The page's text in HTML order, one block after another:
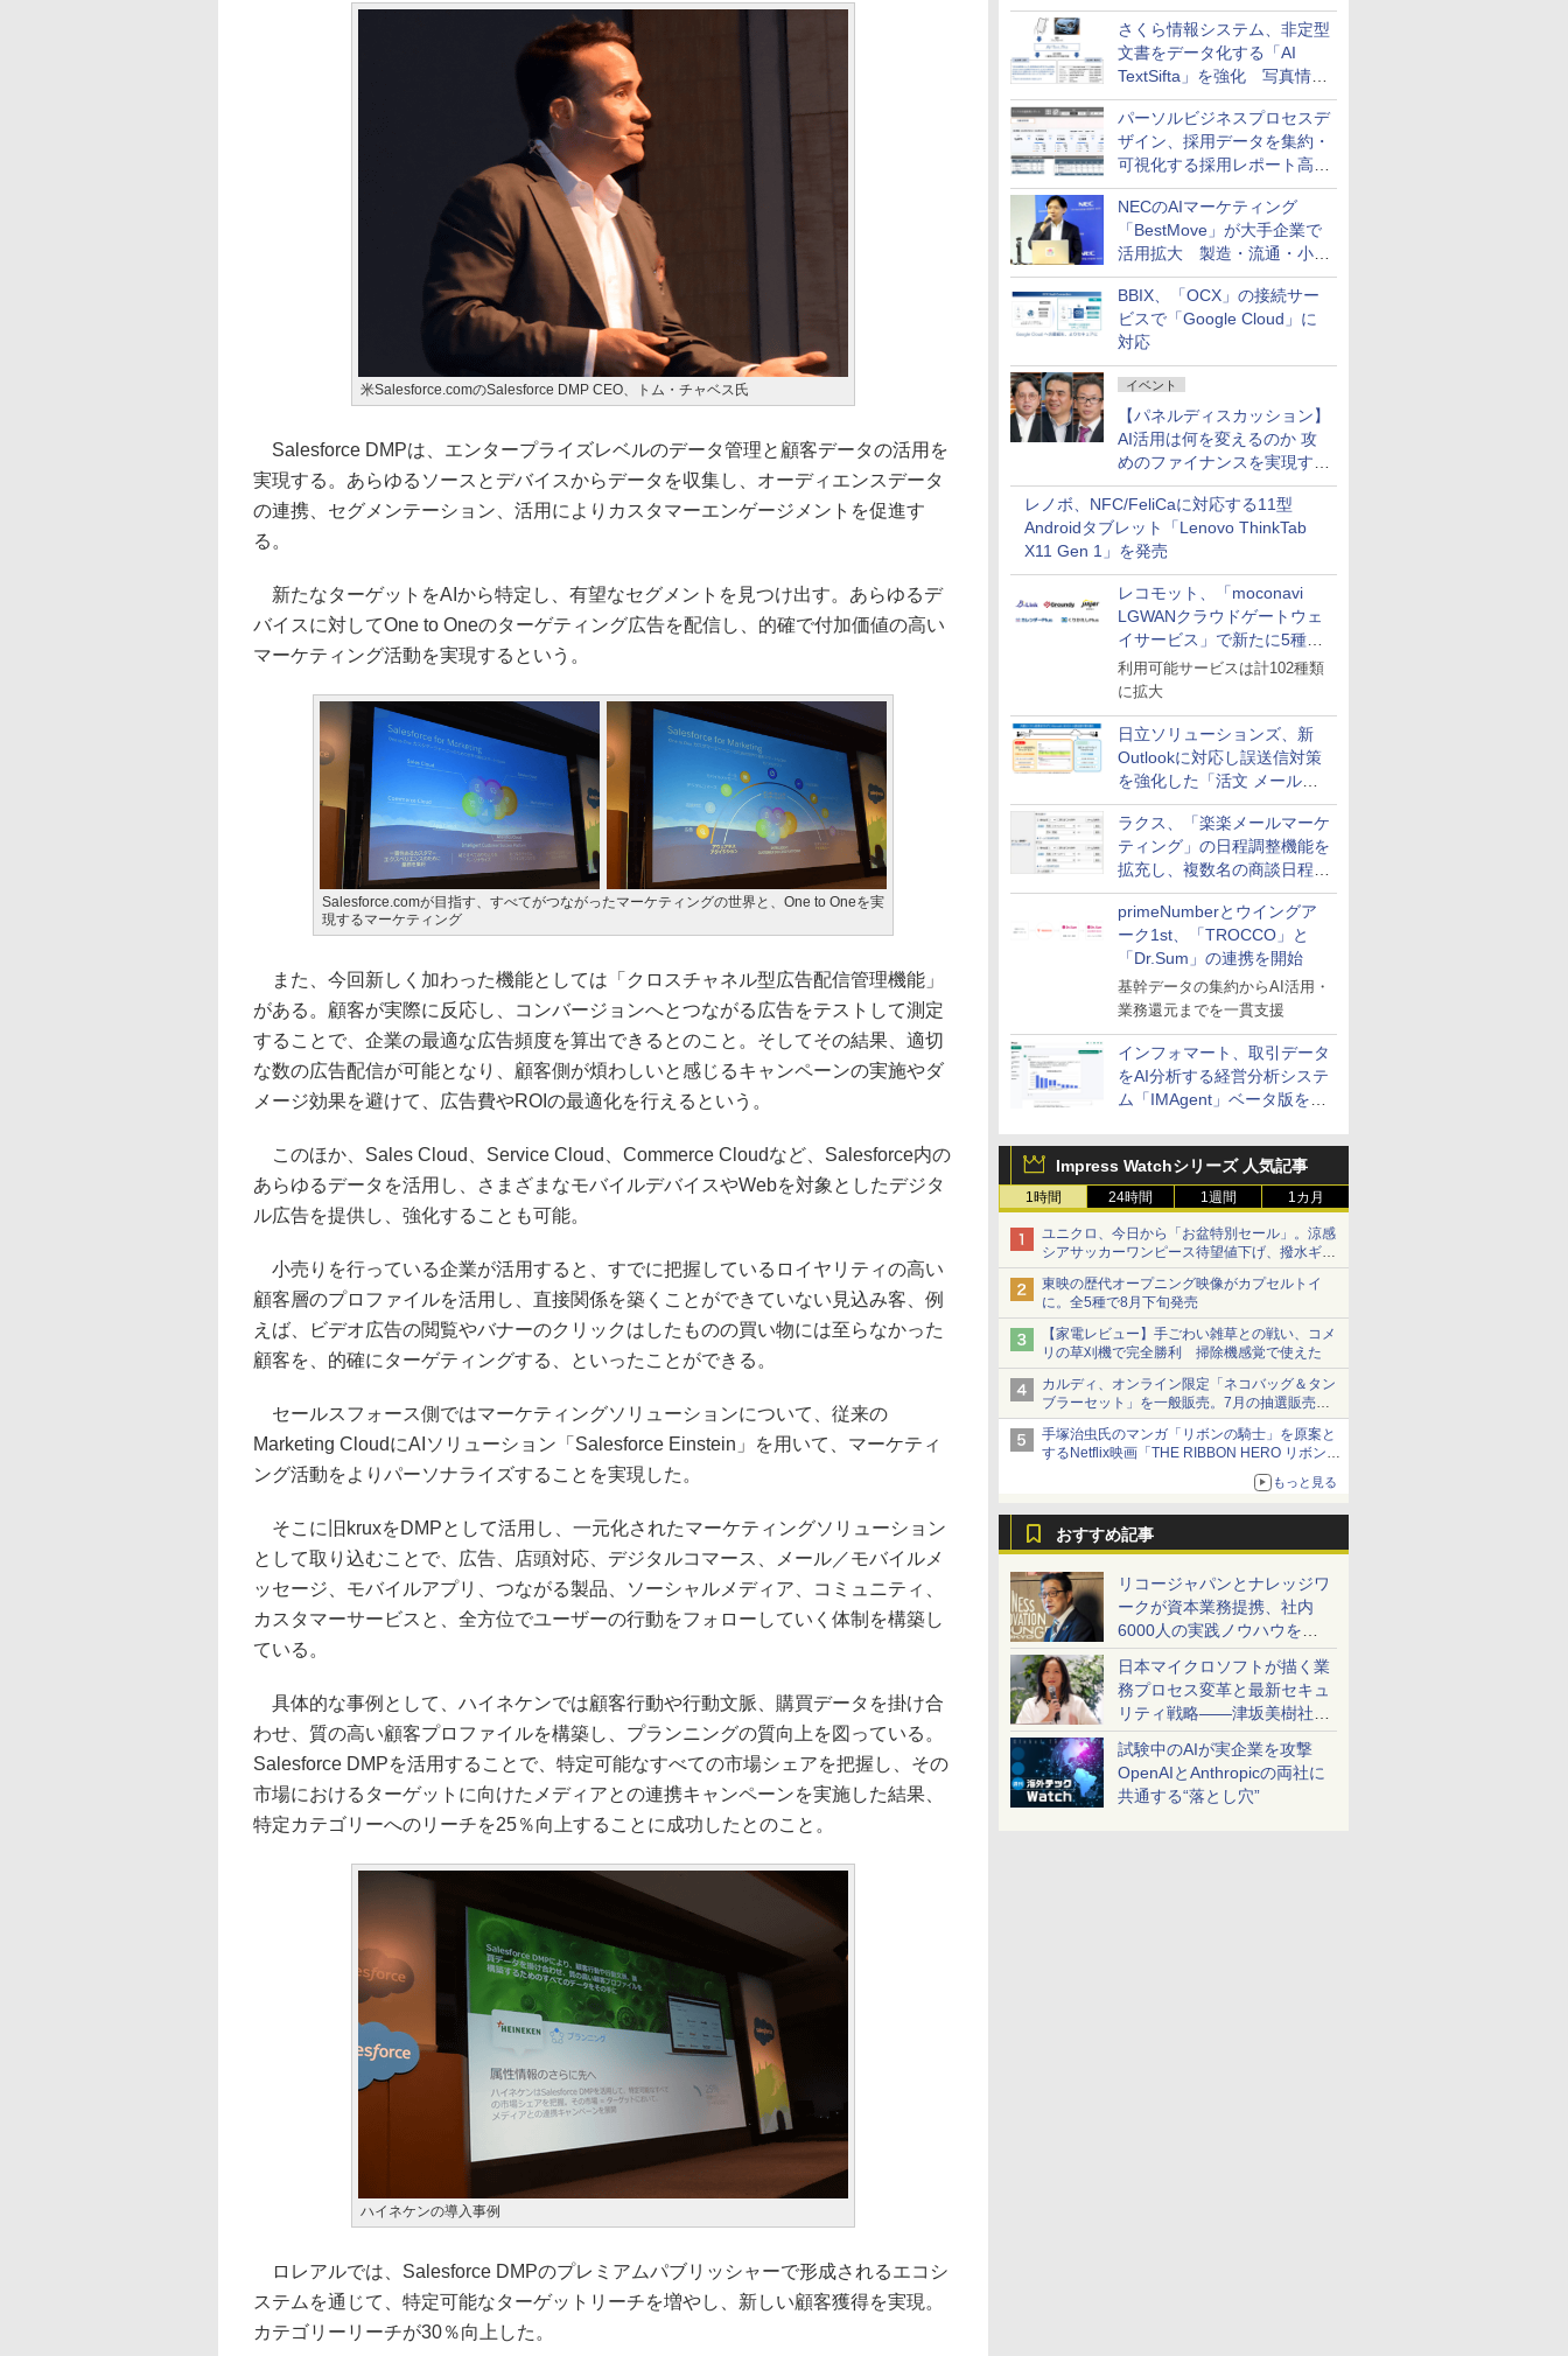
と危機管理広報を一体的に訓
練するプログラムを提供
さくら情報システム、非定型
文書をデータ化する「AI
TextSifta」を強化 写真情報
のデータ化などに対応
パーソルビジネスプロセスデ
ザイン、採用データを集約・
可視化する採用レポート高速
化サービスを提供
NECのAIマーケティング
「BestMove」が大手企業で
活用拡大 製造・流通・小売
企業・広告代理店などが実装
フェーズへ
BBIX、「OCX」の接続サー
ビスで「Google Cloud」に
対応
イベント
【パネルディスカッション】
AI活用は何を変えるのか 攻
めのファイナンスを実現する
業務設計とマインドセット変
革
レノボ、NFC/FeliCaに対応する11型
Androidタブレット「Lenovo ThinkTab
X11 Gen 1」を発売
レコモット、「moconavi
LGWANクラウドゲートウェ
イサービス」で新たに5種類
のサービスと連携開始
利用可能サービスは計102種類
に拡大
日立ソリューションズ、新
Outlookに対応し誤送信対策
を強化した「活文 メール誤
送信防止アドインサービス」
を提供
ラクス、「楽楽メールマーケ
ティング」の日程調整機能を
拡充し、複数名の商談日程調
整を効率化
primeNumberとウイングア
ーク1st、「TROCCO」と
「Dr.Sum」の連携を開始
基幹データの集約からAI活用・
業務還元までを一貫支援
インフォマート、取引データ
をAI分析する経営分析システ
ム「IMAgent」ベータ版を提
Impress Watchシリーズ 人気記事
1時間 24時間 1週間 1カ月
ユニクロ、今日から「お盆特別セール」。涼感
シアサッカーワンピース待望値下げ、撥水ギア
ショーツは1990円に
東映の歴代オープニング映像がカプセルトイ
に。全5種で8月下旬発売
【家電レビュー】手ごわい雑草との戦い、コメ
リの草刈機で完全勝利 掃除機感覚で使えた
カルディ、オンライン限定「ネコバッグ＆タン
ブラーセット」を一般販売。7月の抽選販売の
当選無効分
手塚治虫氏のマンガ「リボンの騎士」を原案と
するNetflix映画「THE RIBBON HERO リボンヒ
もっと見る
おすすめ記事
リコージャパンとナレッジワ
ークが資本業務提携、社内
6000人の実践ノウハウを生
かした「AI商談記録 for
RICOH」を展開へ
日本マイクロソフトが描く業
務プロセス変革と最新セキュ
リティ戦略――津坂美樹社長
が2027年度戦略を説明
試験中のAIが実企業を攻撃
OpenAIとAnthropicの両社に
共通する“落とし穴”
米Salesforce.comのSalesforce DMP CEO、トム・チャベス氏
Salesforce DMPは、エンタープライズレベルのデータ管理と顧客データの活用を
実現する。あらゆるソースとデバイスからデータを収集し、オーディエンスデータ
の連携、セグメンテーション、活用によりカスタマーエンゲージメントを促進す
る。
新たなターゲットをAIから特定し、有望なセグメントを見つけ出す。あらゆるデ
バイスに対してOne to Oneのターゲティング広告を配信し、的確で付加価値の高い
マーケティング活動を実現するという。
Salesforce.comが目指す、すべてがつながったマーケティングの世界と、One to Oneを実
現するマーケティング
また、今回新しく加わった機能としては「クロスチャネル型広告配信管理機能」
がある。顧客が実際に反応し、コンバージョンへとつながる広告をテストして測定
することで、企業の最適な広告頻度を算出できるとのこと。そしてその結果、適切
な数の広告配信が可能となり、顧客側が煩わしいと感じるキャンペーンの実施やダ
メージ効果を避けて、広告費やROIの最適化を行えるという。
このほか、Sales Cloud、Service Cloud、Commerce Cloudなど、Salesforce内の
あらゆるデータを活用し、さまざまなモバイルデバイスやWebを対象としたデジタ
ル広告を提供し、強化することも可能。
小売りを行っている企業が活用すると、すでに把握しているロイヤリティの高い
顧客層のプロファイルを活用し、直接関係を築くことができていない見込み客、例
えば、ビデオ広告の閲覧やバナーのクリックはしたものの買い物には至らなかった
顧客を、的確にターゲティングする、といったことができる。
セールスフォース側ではマーケティングソリューションについて、従来の
Marketing CloudにAIソリューション「Salesforce Einstein」を用いて、マーケティ
ング活動をよりパーソナライズすることを実現した。
そこに旧kruxをDMPとして活用し、一元化されたマーケティングソリューション
として取り込むことで、広告、店頭対応、デジタルコマース、メール／モバイルメ
ッセージ、モバイルアプリ、つながる製品、ソーシャルメディア、コミュニティ、
カスタマーサービスと、全方位でユーザーの行動をフォローしていく体制を構築し
ている。
具体的な事例として、ハイネケンでは顧客行動や行動文脈、購買データを掛け合
わせ、質の高い顧客プロファイルを構築し、プランニングの質向上を図っている。
Salesforce DMPを活用することで、特定可能なすべての市場シェアを把握し、その
市場におけるターゲットに向けたメディアとの連携キャンペーンを実施した結果、
特定カテゴリーへのリーチを25％向上することに成功したとのこと。
ハイネケンの導入事例
ロレアルでは、Salesforce DMPのプレミアムパブリッシャーで形成されるエコシ
ステムを通じて、特定可能なターゲットリーチを増やし、新しい顧客獲得を実現。
カテゴリーリーチが30％向上した。